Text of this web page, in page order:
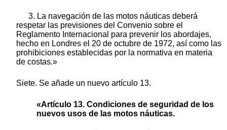
3. La navegación de las motos náuticas deberá
respetar las previsiones del Convenio sobre el
Reglamento Internacional para prevenir los abordajes,
hecho en Londres el 20 de octubre de 1972, así como las
prohibiciones establecidas por la normativa en materia
de costas.»
Siete. Se añade un nuevo artículo 13.
«Artículo 13. Condiciones de seguridad de los
nuevos usos de las motos náuticas.